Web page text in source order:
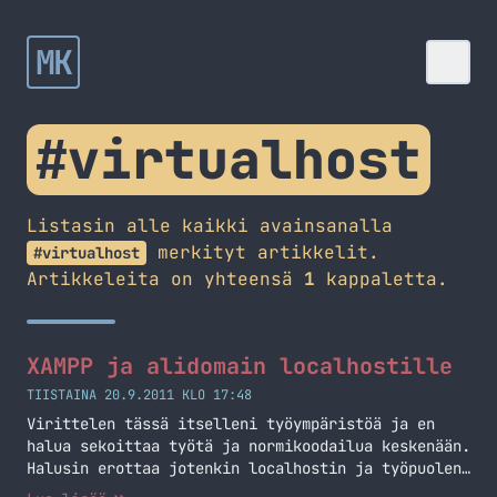
MK
#virtualhost
Listasin alle kaikki avainsanalla
#virtualhost
merkityt artikkelit.
Artikkeleita on yhteensä 1 kappaletta.
XAMPP ja alidomain localhostille
TIISTAINA 20.9.2011 KLO 17:48
Virittelen tässä itselleni työympäristöä ja en
halua sekoittaa työtä ja normikoodailua keskenään.
Halusin erottaa jotenkin localhostin ja työpuolen.
No keksin sitten, että miten onnistuisi